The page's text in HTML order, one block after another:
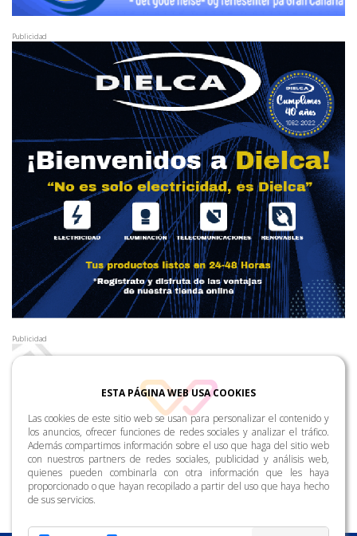
Publicidad
Publicidad
ESTA PÁGINA WEB USA COOKIES
Las cookies de este sitio web se usan para personalizar el contenido y
los anuncios, ofrecer funciones de redes sociales y analizar el tráfico.
Además compartimos información sobre el uso que haga del sitio web
con nuestros partners de redes sociales, publicidad y análisis web,
quienes pueden combinarla con otra información que les haya
proporcionado o que hayan recopilado a partir del uso que haya hecho
de sus servicios.